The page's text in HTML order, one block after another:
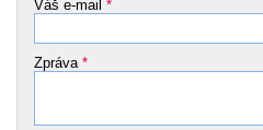
Váš e-mail *
Zpráva *